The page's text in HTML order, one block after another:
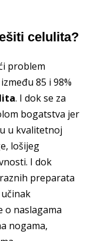
celulita?
problem
85 i 98%
. I dok se za
bogatstva jer
u kvalitetnoj
lošijeg
I dok
preparata
o naslagama
nogama,